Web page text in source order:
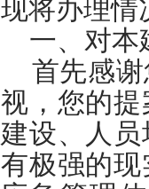
现将办理情
一、对本
首先感谢
视，您的
建设、人
有极强的